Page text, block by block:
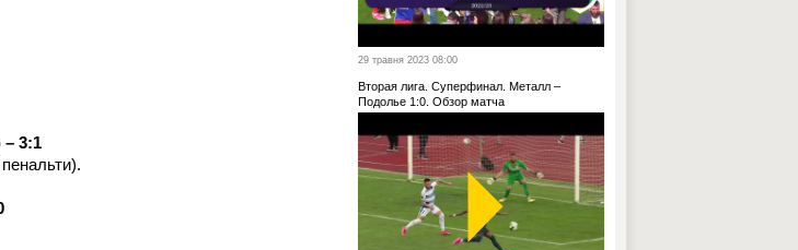
3:1
29 травня 2023 08:00
Вторая лига. Суперфинал. Металл –
Подолье 1:0. Обзор матча